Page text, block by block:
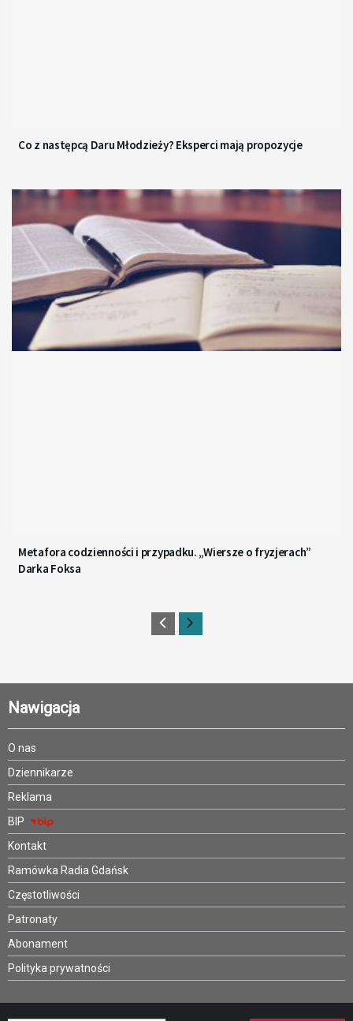
Co z następcą Daru Młodzieży? Eksperci mają propozycje
Metafora codzienności i przypadku. „Wiersze o fryzjerach”
Darka Foksa
Nawigacja
O nas
Dziennikarze
Reklama
BIP
Kontakt
Ramówka Radia Gdańsk
Częstotliwości
Patronaty
Abonament
Polityka prywatności